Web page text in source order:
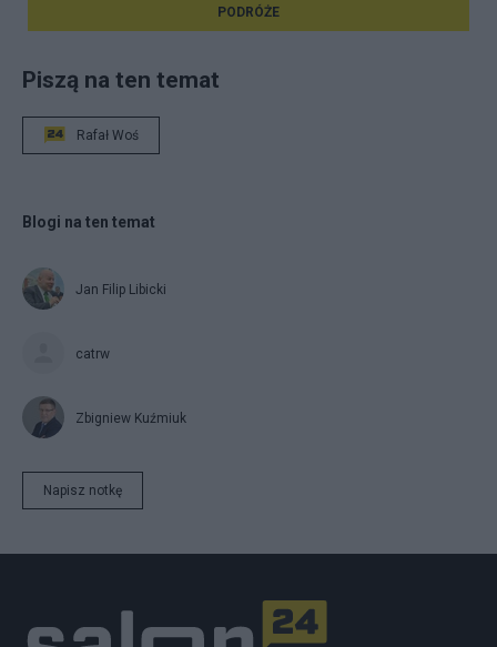
PODRÓŻE
Piszą na ten temat
Rafał Woś
Blogi na ten temat
Jan Filip Libicki
catrw
Zbigniew Kuźmiuk
Napisz notkę